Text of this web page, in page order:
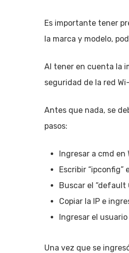
Es importante tener
la marca y modelo,
Al tener en cuenta la
seguridad de la red
Antes que nada, se
pasos:
Ingresar a cmd
Escribir “ipconfig”
Buscar el “default
Copiar la IP e
Ingresar el
Una vez que se